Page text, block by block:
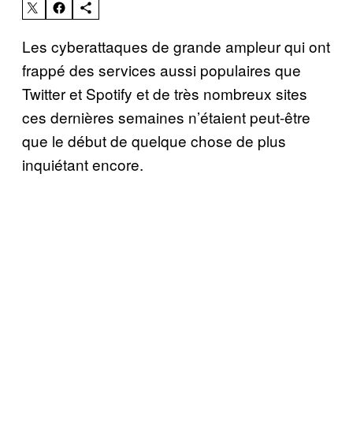
Les cyberattaques de grande ampleur qui ont
frappé des services aussi populaires que
Twitter et Spotify et de très nombreux sites
ces dernières semaines n’étaient peut-être
que le début de quelque chose de plus
inquiétant encore.